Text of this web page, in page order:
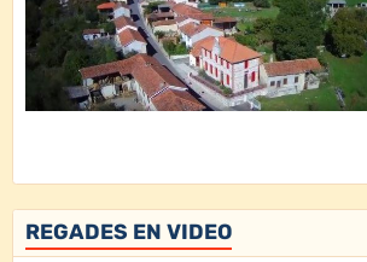
REGADES EN VIDEO